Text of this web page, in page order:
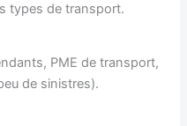
types de transport.
PME de transport,
de sinistres).